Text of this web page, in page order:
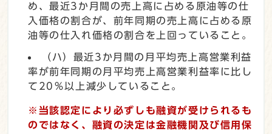
め、最近3か月間の売上高に占める原油等の仕
入価格の割合が、前年同期の売上高に占める原
油等の仕入れ価格の割合を上回っていること。
（ハ）最近3か月間の月平均売上高営業利益
率が前年同期の月平均売上高営業利益率に比し
て20％以上減少していること。
※当該認定により必ずしも融資が受けられるも
のではなく、融資の決定は金融機関及び信用保